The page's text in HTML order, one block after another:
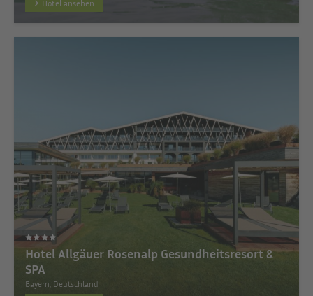
Hotel ansehen
Hotel Allgäuer Rosenalp Gesundheitsresort &
SPA
Bayern, Deutschland